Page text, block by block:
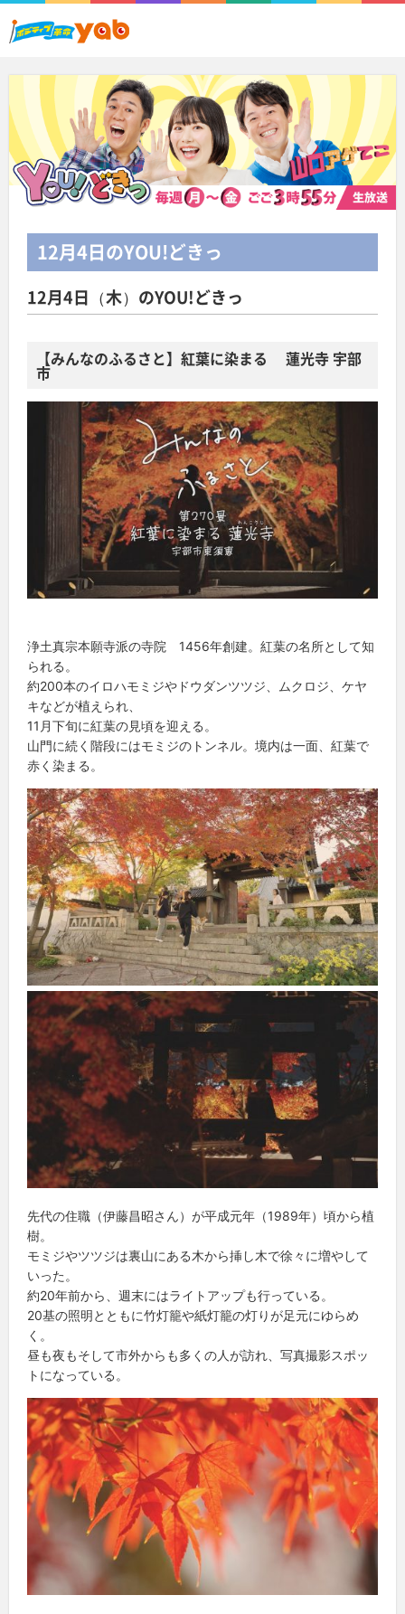
12月4日のYOU!どきっ
12月4日（木）のYOU!どきっ
【みんなのふるさと】紅葉に染まる 蓮光寺 宇部
市
浄土真宗本願寺派の寺院 1456年創建。紅葉の名所として知
られる。
約200本のイロハモミジやドウダンツツジ、ムクロジ、ケヤ
キなどが植えられ、
11月下旬に紅葉の見頃を迎える。
山門に続く階段にはモミジのトンネル。境内は一面、紅葉で
赤く染まる。
先代の住職（伊藤昌昭さん）が平成元年（1989年）頃から植
樹。
モミジやツツジは裏山にある木から挿し木で徐々に増やして
いった。
約20年前から、週末にはライトアップも行っている。
20基の照明とともに竹灯籠や紙灯籠の灯りが足元にゆらめ
く。
昼も夜もそして市外からも多くの人が訪れ、写真撮影スポッ
トになっている。